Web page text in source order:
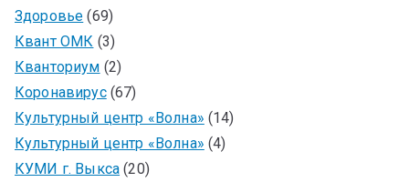
Здоровье (69)
Квант ОМК (3)
Кванториум (2)
Коронавирус(67)
Культурный центр «Волна» (14)
Культурный центр «Волна» (4)
КУМИ г. Выкса (20)